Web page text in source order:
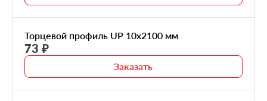
Торцевой профиль UP 10х2100 мм
73 ₽
Заказать